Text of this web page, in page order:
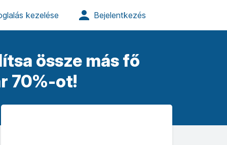
össze más fő
70%-ot!